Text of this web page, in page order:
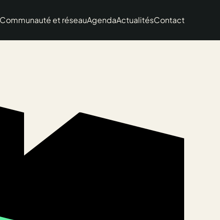
Communauté et réseauAgendaActualitésContact